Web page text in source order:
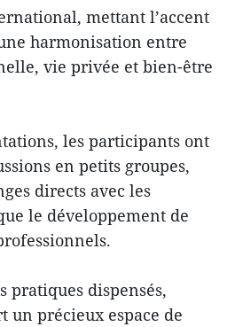
mettant l’accent
harmonisation entre
vie privée et bien-être
les participants ont
en petits groupes,
directs avec les
le développement de
pratiques dispensés,
un précieux espace de